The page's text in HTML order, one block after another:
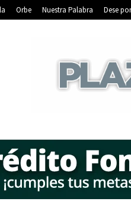
Orbe Nuestra Palabra Dese